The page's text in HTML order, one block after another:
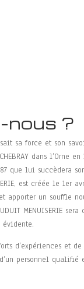
nous ?
sa force et son
dans l’Orne en
que lui succèdera
est créée le 1er
apporter un souffle
MENUISERIE
forts d’expériences et
personnel